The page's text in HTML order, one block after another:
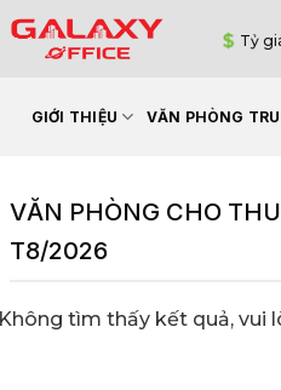
Tỷ
GIỚI THIỆU VĂN PHÒNG
VĂN PHÒNG CHO
T8/2026
Không tìm thấy kết quả, vui